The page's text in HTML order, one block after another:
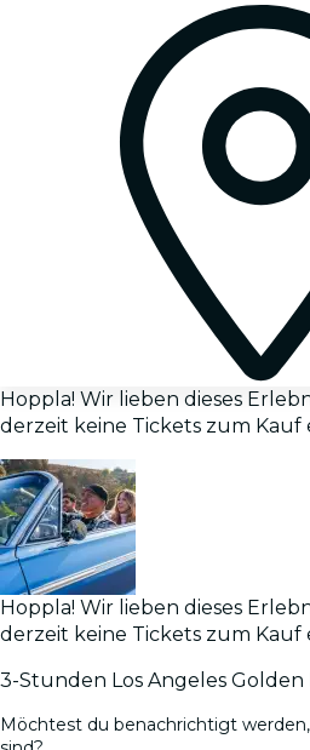
Hoppla! Wir lieben dieses
derzeit keine Tickets zum Kauf
Hoppla! Wir lieben dieses
derzeit keine Tickets zum Kauf
3-Stunden Los Angeles
Möchtest du benachrichtigt